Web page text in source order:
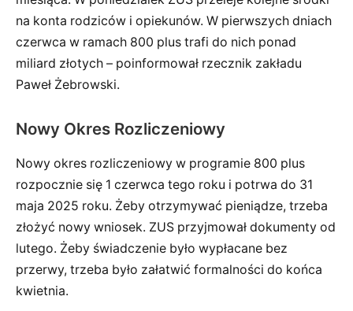
na konta rodziców i opiekunów. W pierwszych dniach
czerwca w ramach 800 plus trafi do nich ponad
miliard złotych – poinformował rzecznik zakładu
Paweł Żebrowski.
Nowy Okres Rozliczeniowy
Nowy okres rozliczeniowy w programie 800 plus
rozpocznie się 1 czerwca tego roku i potrwa do 31
maja 2025 roku. Żeby otrzymywać pieniądze, trzeba
złożyć nowy wniosek. ZUS przyjmował dokumenty od
lutego. Żeby świadczenie było wypłacane bez
przerwy, trzeba było załatwić formalności do końca
kwietnia.